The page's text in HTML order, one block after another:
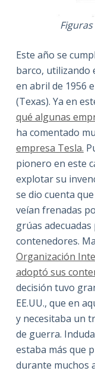
Este año se
barco, utilizando
en abril de 1956
(Texas). Ya en
qué algunas
ha comentado
empresa Tesla.
pionero en este
explotar su
se dio cuenta
veían frenadas
grúas
contenedores.
Organización
adoptó sus
decisión tuvo
EE.UU., que en
y necesitaba un
de guerra.
estaba más que
durante muchos